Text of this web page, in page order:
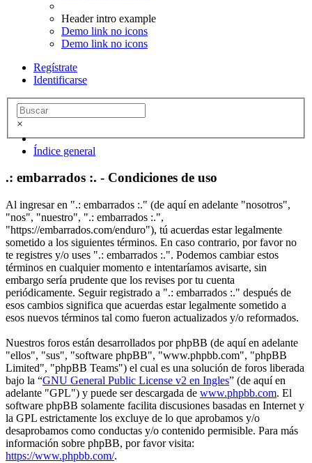
Header intro example
Demo link no icons
Demo link no icons
Regístrate
Identificarse
×
Índice general
.: embarrados :. - Condiciones de uso
Al ingresar en ".: embarrados :." (de aquí en adelante "nosotros",
"nos", "nuestro", ".: embarrados :.",
"https://embarrados.com/enduro"), tú acuerdas estar legalmente
sometido a los siguientes términos. En caso contrario, por favor no
te registres y/o uses ".: embarrados :.". Podemos cambiar estos
términos en cualquier momento e intentaríamos avisarte, sin
embargo sería prudente que los revises por tu cuenta
periódicamente. Seguir registrado a ".: embarrados :." después de
esos cambios significa que acuerdas estar legalmente sometido a
esos nuevos términos tal como fueron actualizados y/o reformados.
Nuestros foros están desarrollados por phpBB (de aquí en adelante
"ellos", "sus", "software phpBB", "www.phpbb.com", "phpBB
Limited", "phpBB Teams") el cual es una solución de foros liberada
bajo la “GNU General Public License v2 en Ingles” (de aquí en
adelante "GPL") y puede ser descargada de www.phpbb.com. El
software phpBB solamente facilita discusiones basadas en Internet y
la GPL estrictamente los excluye de lo que aprobamos y/o
desaprobamos como conductas y/o contenido permisible. Para más
información sobre phpBB, por favor visita:
https://www.phpbb.com/.